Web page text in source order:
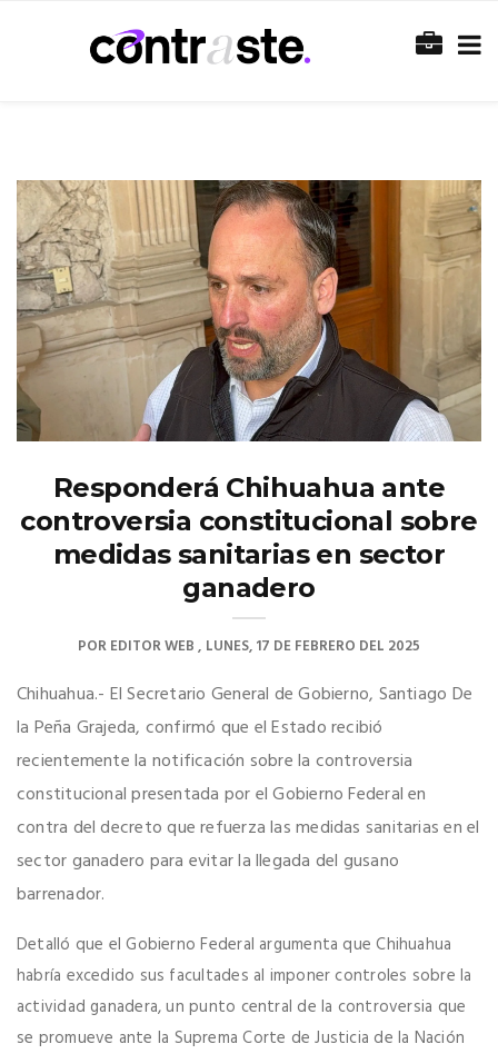
Responderá Chihuahua ante
controversia constitucional sobre
medidas sanitarias en sector
ganadero
POREDITOR WEB LUNES, 17 DE FEBRERO DEL 2025
Chihuahua.- El Secretario General de Gobierno, Santiago De
la Peña Grajeda, confirmó que el Estado recibió
recientemente la notificación sobre la controversia
constitucional presentada por el Gobierno Federal en
contra del decreto que refuerza las medidas sanitarias en el
sector ganadero para evitar la llegada del gusano
barrenador.
Detalló que el Gobierno Federal argumenta que Chihuahua
habría excedido sus facultades al imponer controles sobre la
actividad ganadera, un punto central de la controversia que
se promueve ante la Suprema Corte de Justicia de la Nación